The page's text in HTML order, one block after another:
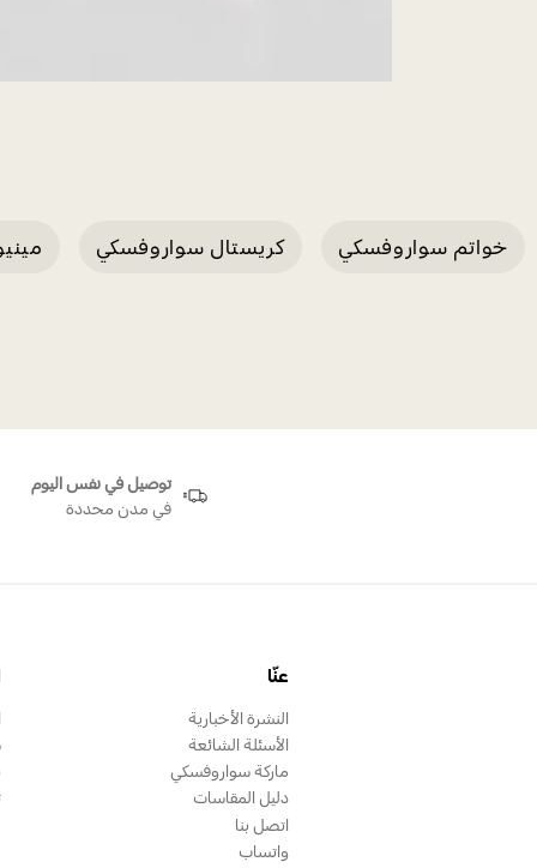
خواتم سواروفسكي كريستال سواروفسكي
توصيل في نفس اليوم
في مدن محددة
عنّا
النشرة الأخبارية
الأسئلة الشائعة
ماركة سواروفسكي
دليل المقاسات
اتصل بنا
واتساب